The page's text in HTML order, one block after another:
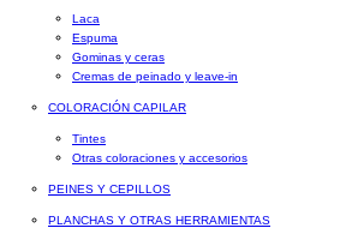
Laca
Espuma
Gominas y ceras
Cremas de peinado y leave-in
COLORACIÓN CAPILAR
Tintes
Otras coloraciones y accesorios
PEINES Y CEPILLOS
PLANCHAS Y OTRAS HERRAMIENTAS